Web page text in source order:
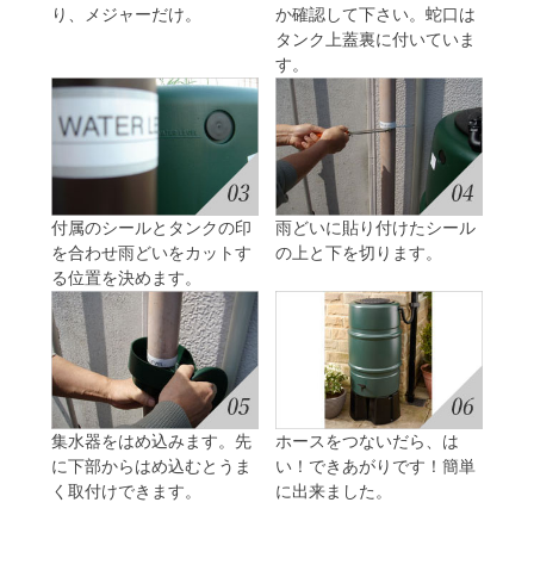
り、メジャーだけ。
か確認して下さい。蛇口は
タンク上蓋裏に付いていま
す。
付属のシールとタンクの印
を合わせ雨どいをカットす
る位置を決めます。
雨どいに貼り付けたシール
の上と下を切ります。
集水器をはめ込みます。先
に下部からはめ込むとうま
く取付けできます。
ホースをつないだら、は
い！できあがりです！簡単
に出来ました。